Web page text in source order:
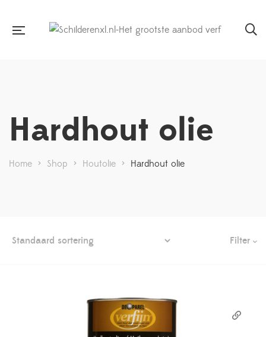
Hardhout olie
Home > Shop > Houtolie > Hardhout olie
Filter